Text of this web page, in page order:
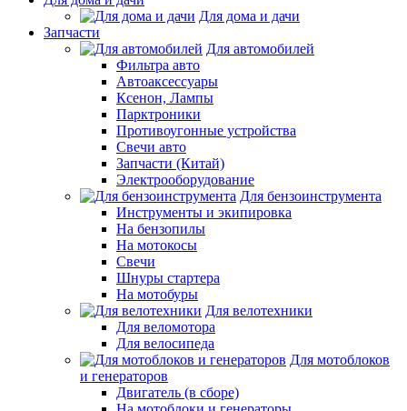
Для дома и дачи
Запчасти
Для автомобилей
Фильтра авто
Автоаксессуары
Ксенон, Лампы
Парктроники
Противоугонные устройства
Свечи авто
Запчасти (Китай)
Электрооборудование
Для бензоинструмента
Инструменты и экипировка
На бензопилы
На мотокосы
Свечи
Шнуры стартера
На мотобуры
Для велотехники
Для веломотора
Для велосипеда
Для мотоблоков
и генераторов
Двигатель (в сборе)